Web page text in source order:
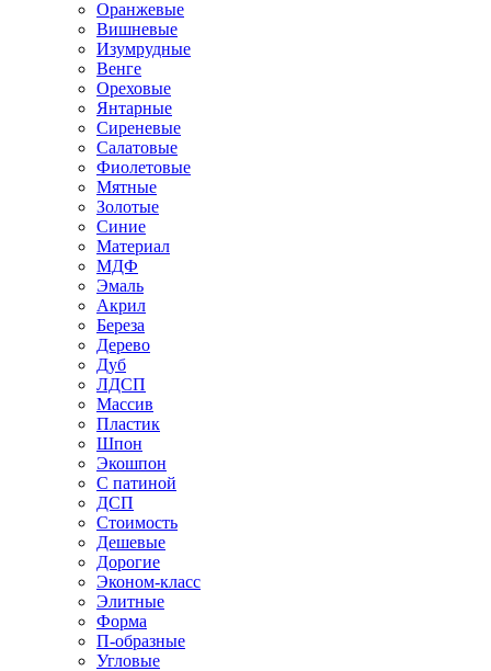
Оранжевые
Вишневые
Изумрудные
Венге
Ореховые
Янтарные
Сиреневые
Салатовые
Фиолетовые
Мятные
Золотые
Синие
Материал
МДФ
Эмаль
Акрил
Береза
Дерево
Дуб
ЛДСП
Массив
Пластик
Шпон
Экошпон
С патиной
ДСП
Стоимость
Дешевые
Дорогие
Эконом-класс
Элитные
Форма
П-образные
Угловые